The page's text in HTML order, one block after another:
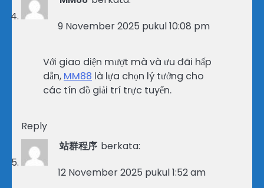
9 November 2025 pukul 10:08 pm
Với giao diện mượt mà và ưu đãi hấp
dẫn, MM88 là lựa chọn lý tưởng cho
các tín đồ giải trí trực tuyến.
Reply
站群程序 berkata:
12 November 2025 pukul 1:52 am